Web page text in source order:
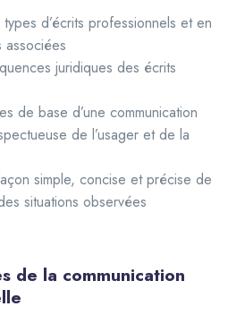
d’écrits professionnels et en
associées
juridiques des écrits
de base d’une communication
de l’usager et de la
simple, concise et précise de
situations observées
de la communication